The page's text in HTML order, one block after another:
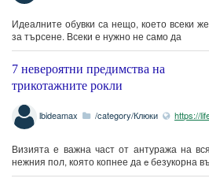
Идеалните обувки са нещо, което всеки
за търсене. Всеки е нужно не само да
7 невероятни предимства на
трикотажните рокли
lbideamax /category/Клюки https://
Визията е важна част от антуража на
нежния пол, която копнее да e безукорна